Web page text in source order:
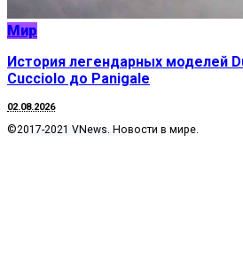
Мир
История легендарных моделей
Cucciolo до Panigale
02.08.2026
©2017-2021 VNews. Новости в мире.